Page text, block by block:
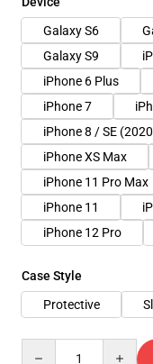
Galaxy S6
Galaxy S9
iPhone 6 Plus
iPhone 7
iPhone 8 / SE
iPhone XS Max
iPhone 11 Pro Max
iPhone 11
iPhone 12 Pro
Case Style
Protective